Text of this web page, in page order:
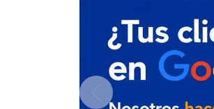
Previous